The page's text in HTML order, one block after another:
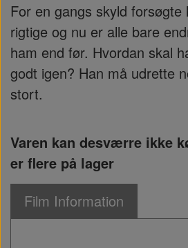
For en gangs skyld
rigtige og nu er alle bare
ham end før. Hvordan skal
godt igen? Han må udrette
stort.
Varen kan desværre ikke
er flere på lager
Film Information